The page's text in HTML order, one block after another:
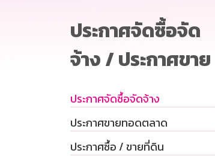
ประกาศจัดซื้อจัด
จ้าง / ประกาศขาย
ประกาศจัดซื้อจัดจ้าง
ประกาศขายทอดตลาด
ประกาศซื้อ / ขายที่ดิน